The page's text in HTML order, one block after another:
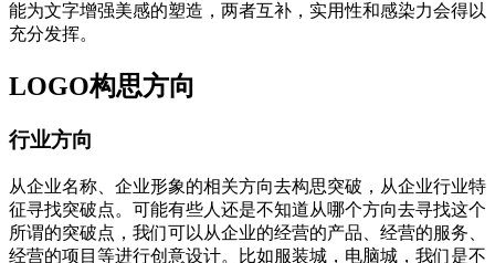
能为文字增强美感的塑造，两者互补，实用性和感染力会得以
充分发挥。
LOGO构思方向
行业方向
从企业名称、企业形象的相关方向去构思突破，从企业行业特
征寻找突破点。可能有些人还是不知道从哪个方向去寻找这个
所谓的突破点，我们可以从企业的经营的产品、经营的服务、
经营的项目等进行创意设计。比如服装城，电脑城，我们是不